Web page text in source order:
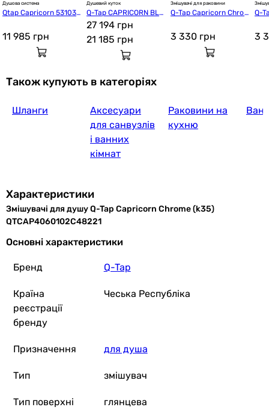
Душова система
Qtap Capricorn 53103K
11 985 грн
Душевий куток
Q-Tap CAPRICORN BLA
1099SC6 (CAPBLA1099
SC6)
27 194 грн
21 185 грн
Змішувачі для раковини
Q-Tap Capricorn Chro
2C48219
3 330 грн
Q-
3
Також купують в категоріях
Шланги
Аксесуари
для санвузлів
і ванних
кімнат
Раковини на
кухню
Характеристики
Змішувачі для душу Q-Tap Capricorn Chrome (k35)
QTCAP4060102C48221
Основні характеристики
Бренд Q-Tap
Країна
реєстрації
бренду
Чеська Республіка
Призначення для душа
Тип змішувач
Тип поверхні глянцева